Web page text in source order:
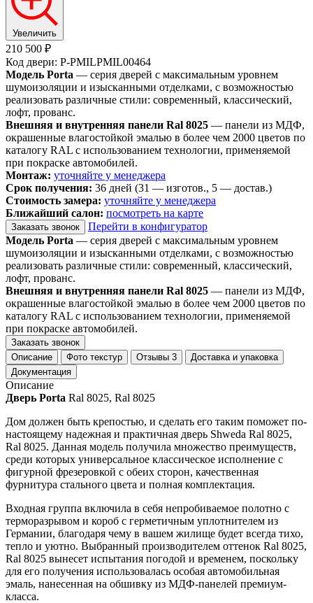
Увеличить
210 500 ₽
Код двери: P-PMILPMIL00464
Модель Porta — серия дверей с максимальным уровнем
шумоизоляции и изысканными отделками, с возможностью
реализовать различные стили: современный, классический,
лофт, прованс.
Внешняя и внутренняя панели Ral 8025 — панели из МДФ,
окрашенные влагостойкой эмалью в более чем 2000 цветов по
каталогу RAL с использованием технологии, применяемой
при покраске автомобилей.
Монтаж: уточняйте у менеджера
Срок получения: 36 дней (31 — изготов., 5 — достав.)
Стоимость замера: уточняйте у менеджера
Ближайший салон: посмотреть на карте
Заказать звонок
Перейти в конфигуратор
Модель Porta — серия дверей с максимальным уровнем
шумоизоляции и изысканными отделками, с возможностью
реализовать различные стили: современный, классический,
лофт, прованс.
Внешняя и внутренняя панели Ral 8025 — панели из МДФ,
окрашенные влагостойкой эмалью в более чем 2000 цветов по
каталогу RAL с использованием технологии, применяемой
при покраске автомобилей.
Заказать звонок
Описание
Фото текстур Отзывы 3
Доставка и упаковка
Документация
Описание
Дверь Porta Ral 8025, Ral 8025
Дом должен быть крепостью, и сделать его таким поможет по-
настоящему надежная и практичная дверь Shweda Ral 8025,
Ral 8025. Данная модель получила множество преимуществ,
среди которых универсальное классическое исполнение с
фигурной фрезеровкой с обеих сторон, качественная
фурнитура стального цвета и полная комплектация.
Входная группа включила в себя непробиваемое полотно с
терморазрывом и короб с герметичным уплотнителем из
Германии, благодаря чему в вашем жилище будет всегда тихо,
тепло и уютно. Выбранный производителем оттенок Ral 8025,
Ral 8025 вынесет испытания погодой и временем, поскольку
для его получения использовалась особая автомобильная
эмаль, нанесенная на обшивку из МДФ-панелей премиум-
класса.